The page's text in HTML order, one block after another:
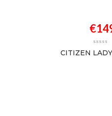
CITIZEN
€